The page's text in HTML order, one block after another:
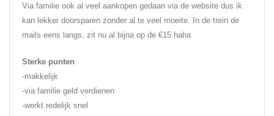
Via familie ook al veel aankopen gedaan via de website dus ik
kan lekker doorsparen zonder al te veel moeite. In de trein de
mails eens langs. zit nu al bijna op de €15 haha
Sterke punten
-makkelijk
-via familie geld verdienen
-werkt redelijk snel